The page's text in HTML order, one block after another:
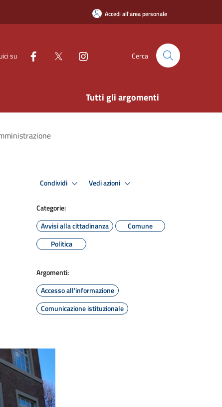
Accedi all'area personale
su Cerca
Tutti gli argomenti
Condividi Vedi azioni
Categorie:
Avvisi alla cittadinanza
Comune
Politica
Argomenti:
Accesso all'informazione
Comunicazione istituzionale